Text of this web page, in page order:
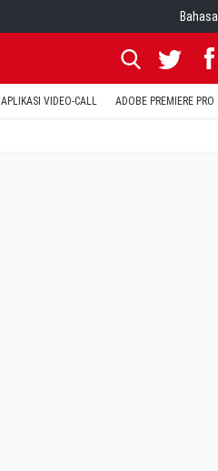
Bahasa
APLIKASI VIDEO-CALL ADOBE PREMIERE PRO